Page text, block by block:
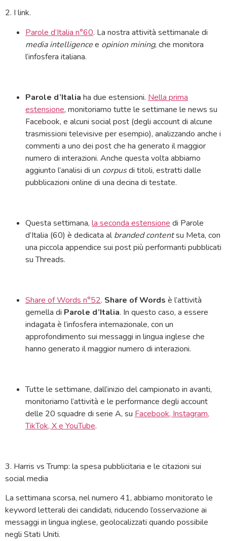
2. I link.
Parole d’Italia n°60. La nostra attività settimanale di
media intelligencee opinion mining, che monitora
l’infosfera italiana.
Parole d’Italia ha due estensioni. Nella prima
estensione, monitoriamo tutte le settimane le news su
Facebook, e alcuni social post (degli account di alcune
trasmissioni televisive per esempio), analizzando anche i
commenti a uno dei post che ha generato il maggior
numero di interazioni. Anche questa volta abbiamo
aggiunto l’analisi di un corpusdi titoli, estratti dalle
pubblicazioni online di una decina di testate.
Questa settimana, la seconda estensione di Parole
d’Italia (60) è dedicata albranded contentsu Meta, con
una piccola appendice sui post più performanti pubblicati
su Threads.
Share of Words n°52. Share of Words è l’attività
gemella di Parole d’Italia. In questo caso, a essere
indagata è l’infosfera internazionale, con un
approfondimento sui messaggi in lingua inglese che
hanno generato il maggior numero di interazioni.
Tutte le settimane, dall’inizio del campionato in avanti,
monitoriamo l’attività e le performance degli account
delle 20 squadre di serie A, su Facebook, Instagram,
TikTok, X e YouTube.
3. Harris vs Trump: la spesa pubblicitaria e le citazioni sui
social media
La settimana scorsa, nel numero 41, abbiamo monitorato le
keyword letterali dei candidati, riducendo l’osservazione ai
messaggi in lingua inglese, geolocalizzati quando possibile
negli Stati Uniti.